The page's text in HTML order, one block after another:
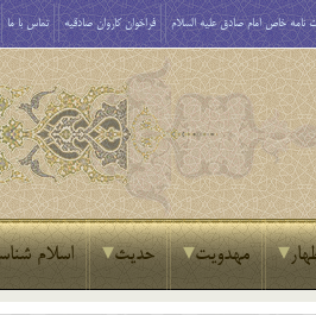
نامه خاص امام صادق علیه السلام فراخوان کاروان صادقیه تماس با ما
مهدویت حدیث اسلام